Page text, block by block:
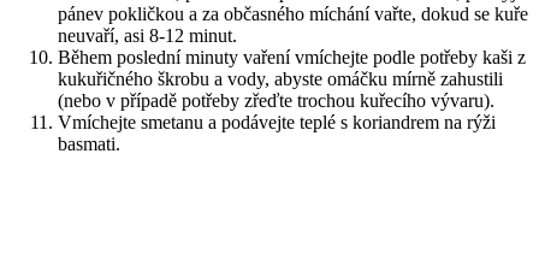
pánev pokličkou a za občasného míchání vařte, dokud se kuře
neuvaří, asi 8-12 minut.
Během poslední minuty vaření vmíchejte podle potřeby kaši z
kukuřičného škrobu a vody, abyste omáčku mírně zahustili
(nebo v případě potřeby zřeďte trochou kuřecího vývaru).
Vmíchejte smetanu a podávejte teplé s koriandrem na rýži
basmati.